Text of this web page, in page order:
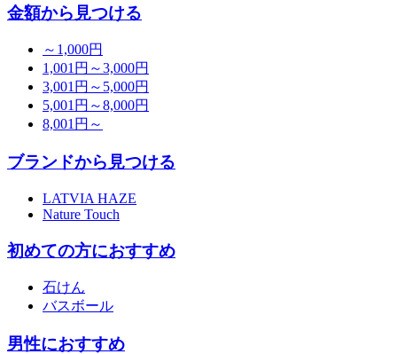
金額から見つける
～1,000円
1,001円～3,000円
3,001円～5,000円
5,001円～8,000円
8,001円～
ブランドから見つける
LATVIA HAZE
Nature Touch
初めての方におすすめ
石けん
バスボール
男性におすすめ